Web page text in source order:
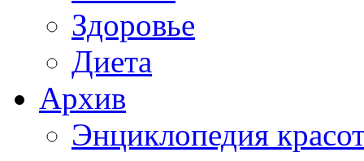
Здоровье
Диета
Архив
Энциклопедия